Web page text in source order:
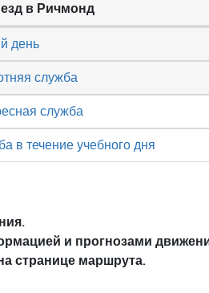
в Ричмонд
служба
служба
день
в течение учебного дня
и прогнозами
странице маршрута.